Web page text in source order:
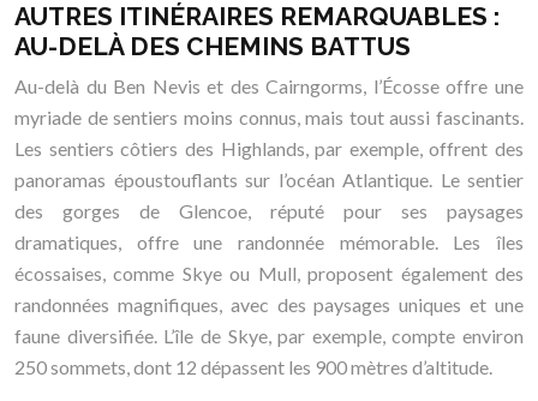
AUTRES ITINÉRAIRES REMARQUABLES :
AU-DELÀ DES CHEMINS BATTUS
Au-delà du Ben Nevis et des Cairngorms, l’Écosse offre une
myriade de sentiers moins connus, mais tout aussi fascinants.
Les sentiers côtiers des Highlands, par exemple, offrent des
panoramas époustouflants sur l’océan Atlantique. Le sentier
des gorges de Glencoe, réputé pour ses paysages
dramatiques, offre une randonnée mémorable. Les îles
écossaises, comme Skye ou Mull, proposent également des
randonnées magnifiques, avec des paysages uniques et une
faune diversifiée. L’île de Skye, par exemple, compte environ
250 sommets, dont 12 dépassent les 900 mètres d’altitude.